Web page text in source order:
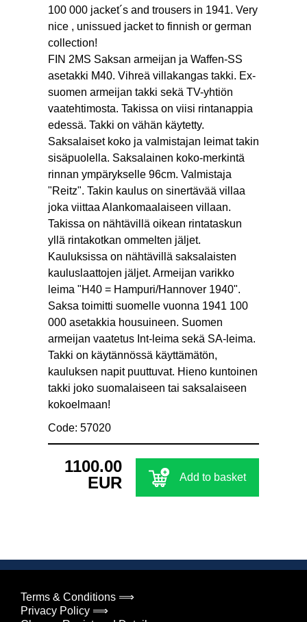
100 000 jacket´s and trousers in 1941. Very
nice , unissued jacket to finnish or german
collection!
FIN 2MS Saksan armeijan ja Waffen-SS
asetakki M40. Vihreä villakangas takki. Ex-
suomen armeijan takki sekä TV-yhtiön
vaatehtimosta. Takissa on viisi rintanappia
edessä. Takki on vähän käytetty.
Saksalaiset koko ja valmistajan leimat takin
sisäpuolella. Saksalainen koko-merkintä
rinnan ympärykselle 96cm. Valmistaja
"Reitz". Takin kaulus on sinertävää villaa
joka viittaa Alankomaalaiseen villaan.
Takissa on nähtävillä oikean rintataskun
yllä rintakotkan ommelten jäljet.
Kauluksissa on nähtävillä saksalaisten
kauluslaattojen jäljet. Armeijan varikko
leima "H40 = Hampuri/Hannover 1940".
Saksa toimitti suomelle vuonna 1941 100
000 asetakkia housuineen. Suomen
armeijan vaatetus Int-leima sekä SA-leima.
Takki on käytännössä käyttämätön,
kauluksen napit puuttuvat. Hieno kuntoinen
takki joko suomalaiseen tai saksalaiseen
kokoelmaan!
Code: 57020
1100.00
EUR
Add to basket
Terms & Conditions ⟹
Privacy Policy ⟹